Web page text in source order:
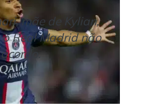
mãe de Kylian,
Real Madrid não